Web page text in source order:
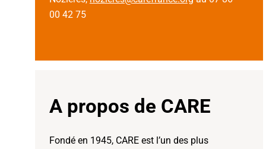
00 42 75
A propos de CARE
Fondé en 1945, CARE est l’un des plus